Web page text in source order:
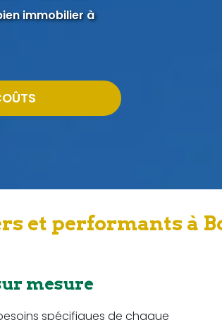
immobilier à
et performants à
mesure
spécifiques de chaque